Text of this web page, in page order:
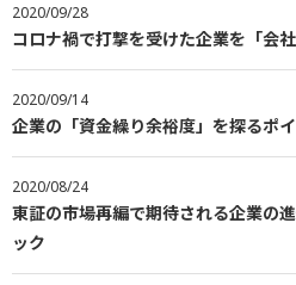
2020/09/28
コロナ禍で打撃を受けた企業を「会
2020/09/14
企業の「資金繰り余裕度」を探るポ
2020/08/24
東証の市場再編で期待される企業の
ック